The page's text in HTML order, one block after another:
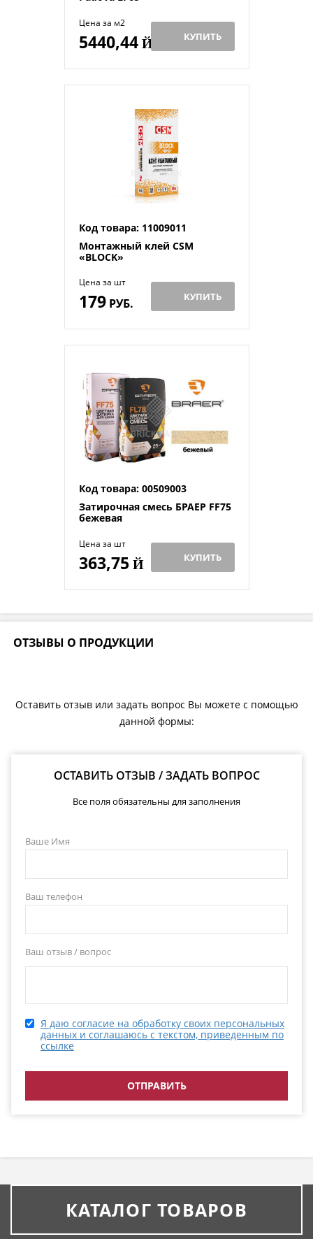
Цена за м2
5440,44Й КУПИТЬ
Код товара: 11009011
Монтажный клей CSM
«BLOCK»
Цена за шт
179РУБ. КУПИТЬ
Код товара: 00509003
Затирочная смесь БРАЕР FF75
бежевая
Цена за шт
363,75 Й КУПИТЬ
ОТЗЫВЫ О ПРОДУКЦИИ
Оставить отзыв или задать вопрос Вы можете с помощью
данной формы:
ОСТАВИТЬ ОТЗЫВ / ЗАДАТЬ ВОПРОС
Все поля обязательны для заполнения
Ваше Имя
Ваш телефон
Ваш отзыв / вопрос
Я даю согласие на обработку своих персональных
данных и соглашаюсь с текстом, приведенным по
ссылке
КАТАЛОГ ТОВАРОВ